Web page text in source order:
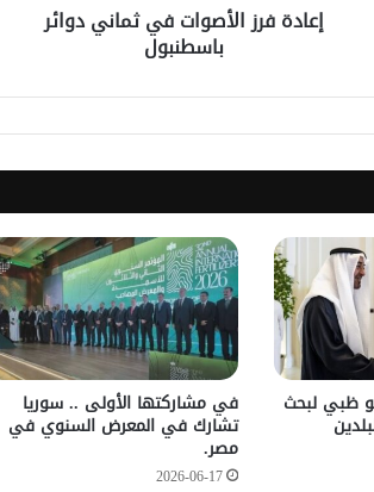
الإحتلال الإسرائيلي يتحرك في جبل
في قلعة جندل
سليمان عبد الباقي مدير أمن السويداء
يكشف سبب انفجار مركبة على طريق
دمشق
في زيارته الأولى .. الرئيس الفرنسي
يصل إلى سوريا.
إعادة فرز الأصوات في ثماني دوائر
باسطنبول
ظبي لبحث في مشاركتها الأولى .. سوريا
تشارك في المعرض السنوي في
مصر.
2026-06-17